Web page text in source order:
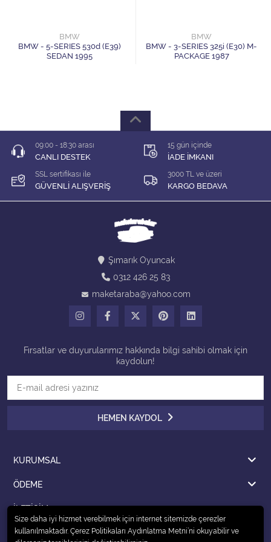
1/64 Matchbox
1/64 Tarmac
1/64 Time Micro
Tüm Kategorileri Gör
BMW
BMW - 5-SERIES 530d (E39)
SEDAN 1995
BMW
BMW - 3-SERIES 325i (E30) M-
PACKAGE 1987
09:00 - 18:30 arası
CANLI DESTEK
15 gün içinde
İADE İMKANI
SSL sertifikası ile
GÜVENLİ ALIŞVERİŞ
3000 TL ve üzeri
KARGO BEDAVA
Şımarık Oyuncak
0312 426 25 83
maketaraba@yahoo.com
Fırsatlar ve duyurularımız hakkında bilgi sahibi olmak için
kaydolun!
HEMEN KAYDOL
KURUMSAL
ÖDEME
İLETİŞİM
Size daha iyi hizmet verebilmek için internet sitemizde çerezler
kullanılmaktadır. Çerez Politikaları Aydınlatma Metni’ni okuyabilir ve